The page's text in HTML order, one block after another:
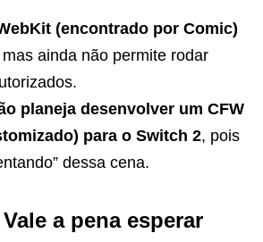
(encontrado por Comic)
mas ainda não permite rodar
planeja desenvolver um CFW
para o Switch 2, pois
dessa cena.
a pena esperar